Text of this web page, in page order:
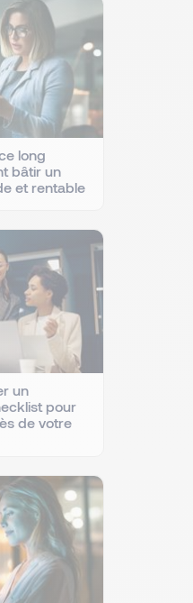
long
bâtir un
et rentable
un
pour
de votre